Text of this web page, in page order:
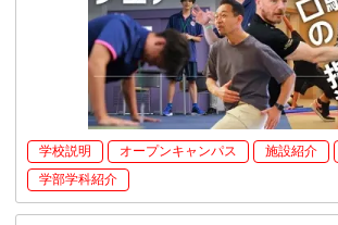
学校説明 オープンキャンパス 施設紹介
学部学科紹介